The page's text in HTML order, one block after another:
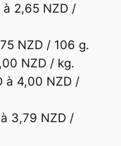
à 2,65 NZD /
NZD / 106 g.
NZD / kg.
à 4,00 NZD /
3,79 NZD /